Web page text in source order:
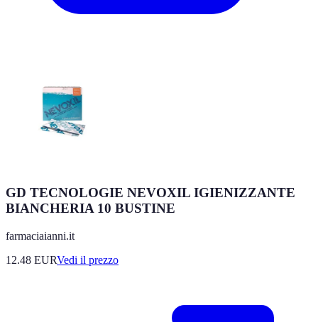
GD TECNOLOGIE NEVOXIL IGIENIZZANTE
BIANCHERIA 10 BUSTINE
farmaciaianni.it
12.48 EURVedi il prezzo